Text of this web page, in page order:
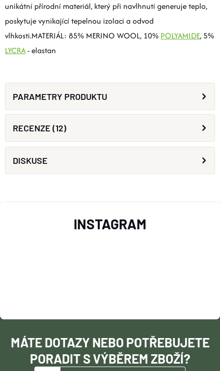
unikátní přírodní materiál, který při navlhnutí generuje teplo,
poskytuje vynikající tepelnou izolaci a odvod
vlhkosti.MATERIÁL: 85% MERINO WOOL, 10% POLYAMIDE, 5%
LYCRA- elastan
PARAMETRY PRODUKTU
RECENZE (12)
DISKUSE
T
MÁTE DOTAZY NEBO POTŘEBUJETE
PORADIT S VÝBĚREM ZBOŽÍ?
INSTAGRAM